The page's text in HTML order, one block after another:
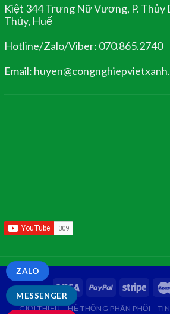
Kiệt 344 Trưng Nữ Vương, P.
Thủy, Huế
Hotline/Zalo/Viber: 070.865.2740
Email:
GIỚI THIỆU HỆ THỐNG PHÂN PHỐI
MESSENGER
ZALO